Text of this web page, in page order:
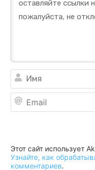
Этот сайт использует
Узнайте, как
комментариев.